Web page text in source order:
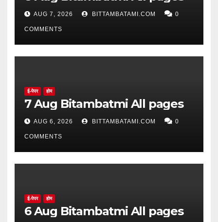
AUG 7, 2026 BITTAMBATAMI.COM 0
COMMENTS
ई-पेपर होम
7 Aug Bitambatmi All pages
AUG 6, 2026 BITTAMBATAMI.COM 0
COMMENTS
ई-पेपर होम
6 Aug Bitambatmi All pages